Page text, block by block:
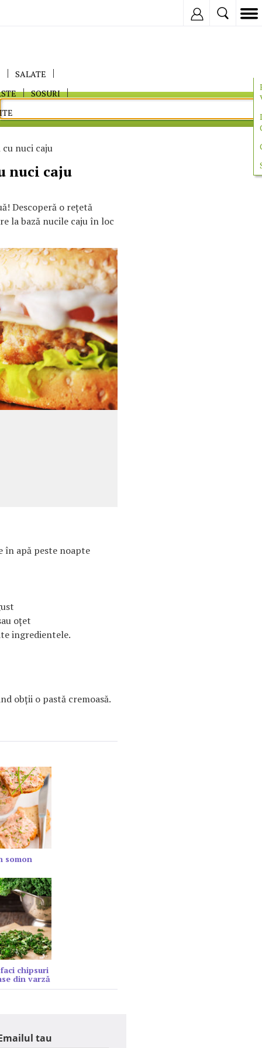
SALATE
SOSURI
nuci caju
nuci caju
Descoperă o reţetă
la bază nucile caju în loc
în apă peste noapte
oţet
ingredientele.
obţii o pastă cremoasă.
somon
chipsuri
din varză
tau